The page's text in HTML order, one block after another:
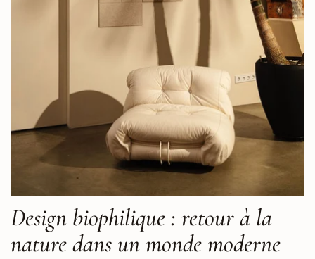
Design biophilique : retour à la
nature dans un monde moderne